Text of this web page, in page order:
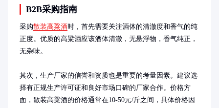
B2B采购指南
采购散装高粱酒时，首先需要关注酒体的清澈度和香气的纯
正度。优质的高粱酒应该酒体清澈，无悬浮物，香气纯正，
无杂味。
其次，生产厂家的信誉和资质也是重要的考量因素。建议选
择有正规生产许可证和良好市场口碑的厂家合作。价格方
面，散装高粱酒的价格通常在10-50元/斤之间，具体价格因